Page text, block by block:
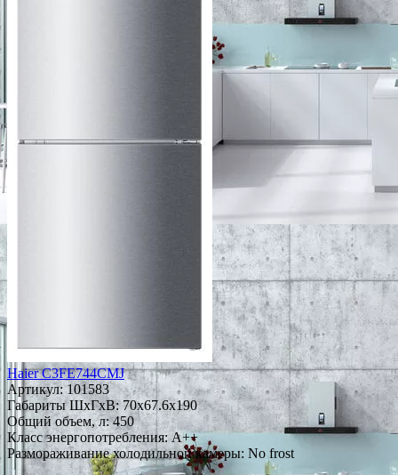
Haier C3FE744CMJ
Артикул:101583
Габариты ШxГxВ: 70x67.6x190
Общий объем, л: 450
Класс энергопотребления: A++
Размораживание холодильной камеры: No frost